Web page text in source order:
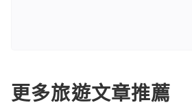
更多旅遊文章推薦